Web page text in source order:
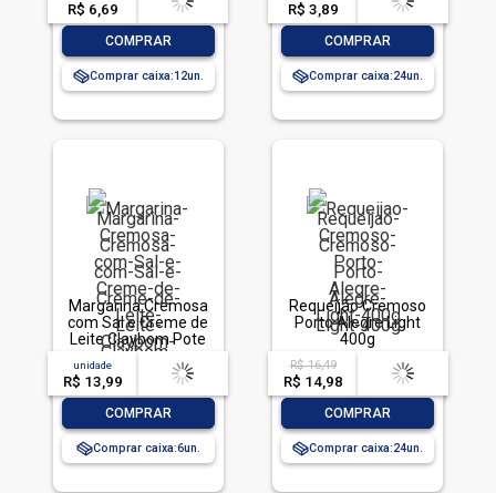
R$ 6,69 -- --,--un.
COMPRAR
Comprar caixa:12
R$ 3,89 -- --,--un.
COMPRAR
Comprar caixa:24
Margarina Cremosa
com Sal e Creme de
Leite Claybom Pote
1kg
unidade
R$ 13,99
acima de
-- --,--un.
COMPRAR
Comprar caixa:6
Requeijão Cremoso
Porto Alegre Light
400g
R$ 16,49
R$ 14,98
acima de
-- --,--un.
COMPRAR
Comprar caixa:24